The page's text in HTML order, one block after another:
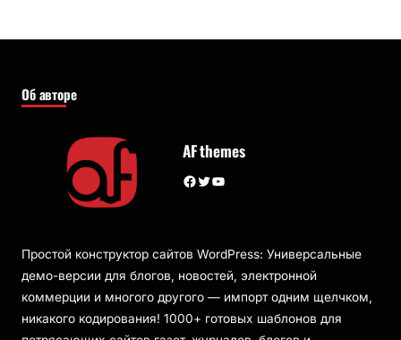
к
Об авторе
AF themes
Facebook Twitter YouTube
Простой конструктор сайтов WordPress: Универсальные
демо-версии для блогов, новостей, электронной
коммерции и многого другого — импорт одним щелчком,
никакого кодирования! 1000+ готовых шаблонов для